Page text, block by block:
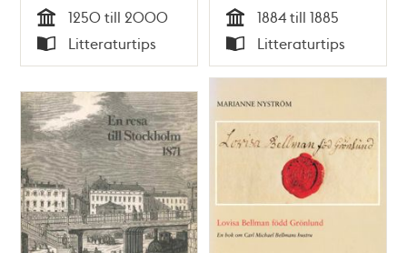
Tid
1250 till 2000
Typ
Litteraturtips Tid
1884 till 1885
Typ
Litteraturtips